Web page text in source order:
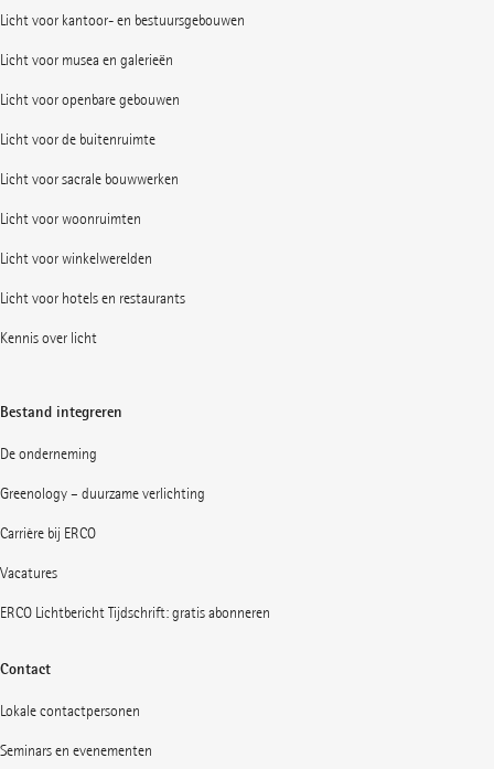
Licht voor kantoor- en bestuursgebouwen
Licht voor musea en galerieën
Licht voor openbare gebouwen
Licht voor de buitenruimte
Licht voor sacrale bouwwerken
Licht voor woonruimten
Licht voor winkelwerelden
Licht voor hotels en restaurants
Kennis over licht
Bestand integreren
De onderneming
Greenology – duurzame verlichting
Carrière bij ERCO
Vacatures
ERCO Lichtbericht Tijdschrift: gratis abonneren
Contact
Lokale contactpersonen
Seminars en evenementen